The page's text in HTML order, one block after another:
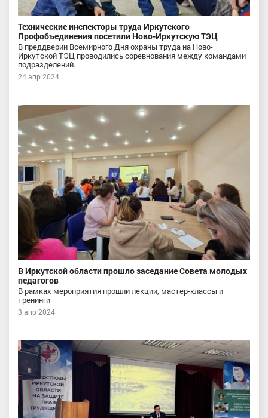
Технические инспекторы труда Иркутского
Профобъединения посетили Ново-Иркутскую ТЭЦ
В преддверии Всемирного Дня охраны труда на Ново-
Иркутской ТЭЦ проводились соревнования между командами
подразделений.
24 апр 2024
В Иркутской области прошло заседание Совета молодых
педагогов
В рамках мероприятия прошли лекции, мастер-классы и
тренинги
3 апр 2024